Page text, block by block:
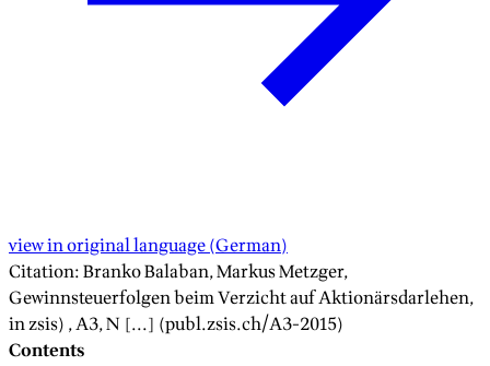
view in original language(German)
Citation:Branko Balaban, Markus Metzger,
Gewinnsteuerfolgen beim Verzicht auf Aktionärsdarlehen,
in zsis) , A3, N [...] (publ.zsis.ch/A3-2015)
Contents